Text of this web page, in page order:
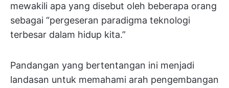
mewakili apa yang disebut oleh beberapa orang
sebagai “pergeseran paradigma teknologi
terbesar dalam hidup kita.”
Pandangan yang bertentangan ini menjadi
landasan untuk memahami arah pengembangan